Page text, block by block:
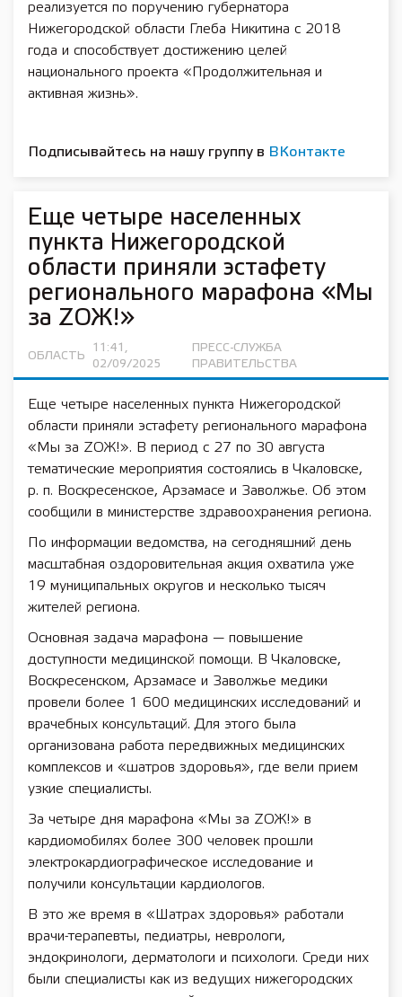
реализуется по поручению губернатора
Нижегородской области Глеба Никитина с 2018
года и способствует достижению целей
национального проекта «Продолжительная и
активная жизнь».
Подписывайтесь на нашу группу в ВКонтакте
Еще четыре населенных
пункта Нижегородской
области приняли эстафету
регионального марафона «Мы
за ZОЖ!»
ОБЛАСТЬ
11:41,
02/09/2025
ПРЕСС-СЛУЖБА
ПРАВИТЕЛЬСТВА
Еще четыре населенных пункта Нижегородской
области приняли эстафету регионального марафона
«Мы за ZОЖ!». В период с 27 по 30 августа
тематические мероприятия состоялись в Чкаловске,
р. п. Воскресенское, Арзамасе и Заволжье. Об этом
сообщили в министерстве здравоохранения региона.
По информации ведомства, на сегодняшний день
масштабная оздоровительная акция охватила уже
19 муниципальных округов и несколько тысяч
жителей региона.
Основная задача марафона — повышение
доступности медицинской помощи. В Чкаловске,
Воскресенском, Арзамасе и Заволжье медики
провели более 1 600 медицинских исследований и
врачебных консультаций. Для этого была
организована работа передвижных медицинских
комплексов и «шатров здоровья», где вели прием
узкие специалисты.
За четыре дня марафона «Мы за ZОЖ!» в
кардиомобилях более 300 человек прошли
электрокардиографическое исследование и
получили консультации кардиологов.
В это же время в «Шатрах здоровья» работали
врачи-терапевты, педиатры, неврологи,
эндокринологи, дерматологи и психологи. Среди них
были специалисты как из ведущих нижегородских